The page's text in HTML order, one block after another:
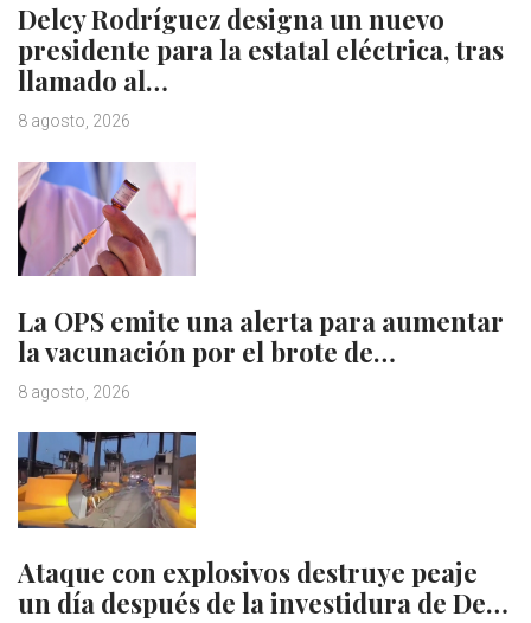
Delcy Rodríguez designa un nuevo
presidente para la estatal eléctrica, tras
llamado al…
8 agosto, 2026
La OPS emite una alerta para aumentar
la vacunación por el brote de…
8 agosto, 2026
Ataque con explosivos destruye peaje
un día después de la investidura de De…